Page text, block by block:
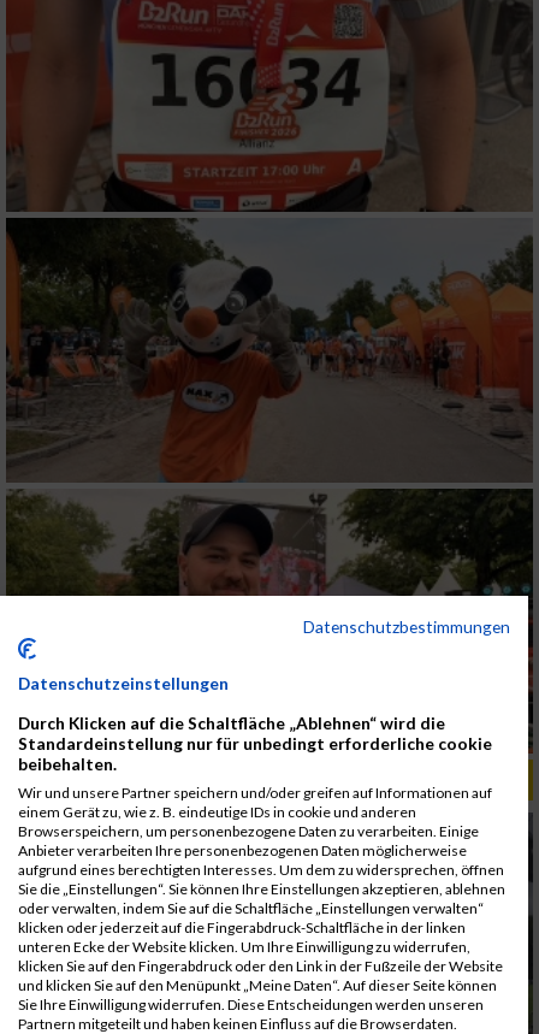
Datenschutzbestimmungen
Datenschutzeinstellungen
Durch Klicken auf die Schaltfläche „Ablehnen“ wird die
Standardeinstellung nur für unbedingt erforderliche cookie
beibehalten.
Wir und unsere Partner speichern und/oder greifen auf Informationen auf
einem Gerät zu, wie z. B. eindeutige IDs in cookie und anderen
Browserspeichern, um personenbezogene Daten zu verarbeiten. Einige
Anbieter verarbeiten Ihre personenbezogenen Daten möglicherweise
aufgrund eines berechtigten Interesses. Um dem zu widersprechen, öffnen
Sie die „Einstellungen“. Sie können Ihre Einstellungen akzeptieren, ablehnen
oder verwalten, indem Sie auf die Schaltfläche „Einstellungen verwalten“
klicken oder jederzeit auf die Fingerabdruck-Schaltfläche in der linken
unteren Ecke der Website klicken. Um Ihre Einwilligung zu widerrufen,
klicken Sie auf den Fingerabdruck oder den Link in der Fußzeile der Website
und klicken Sie auf den Menüpunkt „Meine Daten“. Auf dieser Seite können
Sie Ihre Einwilligung widerrufen. Diese Entscheidungen werden unseren
Partnern mitgeteilt und haben keinen Einfluss auf die Browserdaten.